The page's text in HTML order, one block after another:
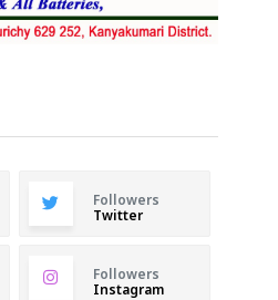
Followers
Twitter
Followers
Instagram